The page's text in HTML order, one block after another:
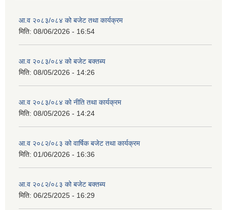
आ.व २०८३/०८४ को बजेट तथा कार्यक्रम
मिति: 08/06/2026 - 16:54
आ.व २०८३/०८४ को बजेट बक्तब्य
मिति: 08/05/2026 - 14:26
आ.व २०८३/०८४ को नीति तथा कार्यक्रम
मिति: 08/05/2026 - 14:24
आ.व २०८२/०८३ को वार्षिक बजेट तथा कार्यक्रम
मिति: 01/06/2026 - 16:36
आ.व २०८२/०८३ को बजेट बक्तब्य
मिति: 06/25/2025 - 16:29